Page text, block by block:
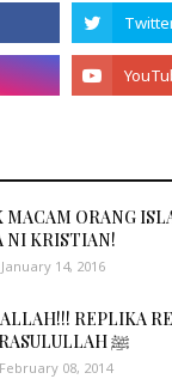
MACAM ORANG
NI KRISTIAN!
14, 2016
REPLIKA
RUMAH RASULULLAH ﷺ
08, 2014